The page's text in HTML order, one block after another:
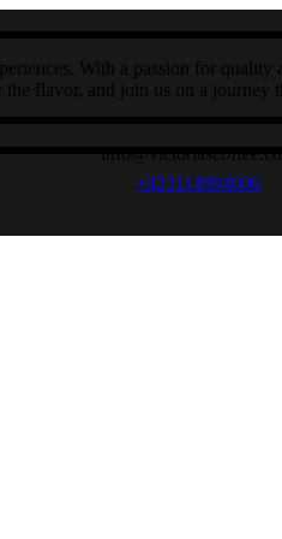
With a passion for
the flavor, and join us on a journey
+923114994606